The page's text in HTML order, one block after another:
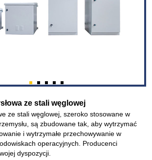
ze stali węglowej
ze stali węglowej, szeroko stosowane w
są zbudowane tak, aby wytrzymać
i wytrzymałe przechowywanie w
operacyjnych. Producenci
dyspozycji.